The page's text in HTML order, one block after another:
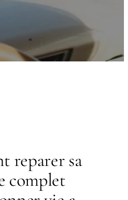
reparer sa
complet